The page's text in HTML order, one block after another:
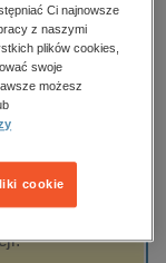
Ci najnowsze
z naszymi
plików cookies,
swoje
możesz
cookie